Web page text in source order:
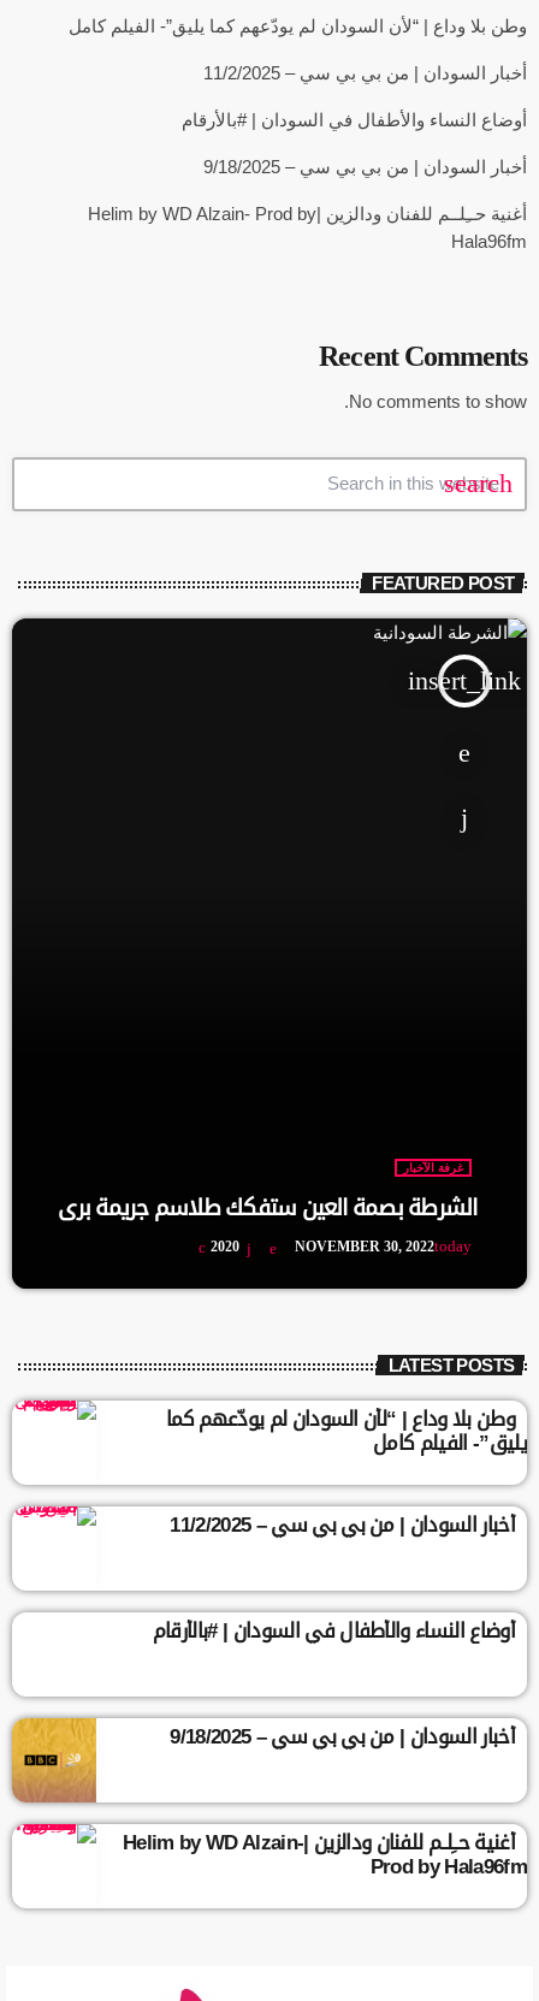
وطن بلا وداع | “لأن السودان لم يودّعهم كما يليق”- الفيلم كامل
أخبار السودان | من بي بي سي – 11/2/2025
أوضاع النساء والأطفال في السودان | #بالأرقام
أخبار السودان | من بي بي سي – 9/18/2025
أغنية حــِلــم للفنان ودالزين |Helim by WD Alzain- Prod by
Hala96fm
Recent Comments
No comments to show.
search
FEATURED POST
insert_link
غرفة الآخبار
الشرطة بصمة العين ستفكك طلاسم جريمة بري
today
NOVEMBER 30, 2022
2020
LATEST POSTS
وطن بلا وداع | “لأن السودان لم يودّعهم كما
يليق”- الفيلم كامل
أخبار السودان | من بي بي سي – 11/2/2025
أوضاع النساء والأطفال في السودان | #بالأرقام
أخبار السودان | من بي بي سي – 9/18/2025
أغنية حــِلــم للفنان ودالزين |Helim by WD Alzain-
Prod by Hala96fm